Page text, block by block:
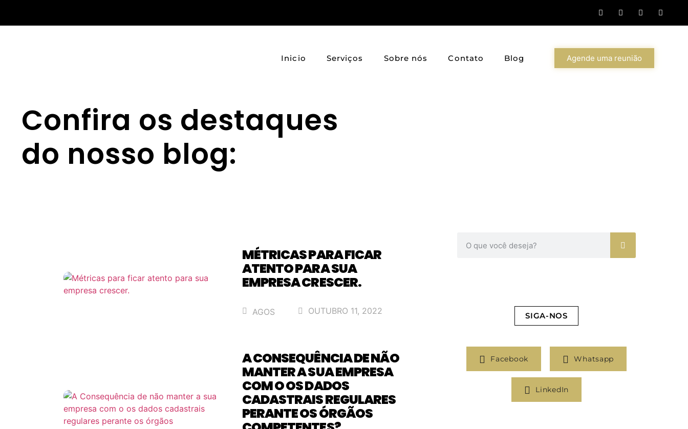
Inicio Serviços Sobre nós Contato Blog Agende uma reunião
Confira os destaques
do nosso blog:
MÉTRICAS PARA FICAR
ATENTO PARA SUA
EMPRESA CRESCER.
AGOS OUTUBRO 11, 2022
A CONSEQUÊNCIA DE NÃO
MANTER A SUA EMPRESA
COM O OS DADOS
CADASTRAIS REGULARES
PERANTE OS ÓRGÃOS
SIGA-NOS
Facebook Whatsapp
LinkedIn